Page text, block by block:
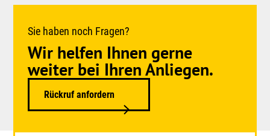
Sie haben noch Fragen?
Wir helfen Ihnen gerne
weiter bei Ihren Anliegen.
Rückruf anfordern